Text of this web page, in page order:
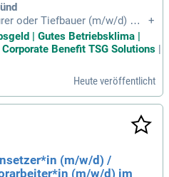
oder Tiefbauer (m/w/d) mit
oder einschlägiger
krisensicheren Ar
renommierten Dienstleistu
Urlaubsgeld. Unsere rege
förd
Genieße eine Montagebere
in Süddeutschland und
Arbeite in einem angenehmen
und hochwertiger A
Spaß im Team!
+
| Gutes Betriebsklima |
Benefit TSG Solutions
Heute veröffentlicht
(m/w/d) /
(m/w/d) im